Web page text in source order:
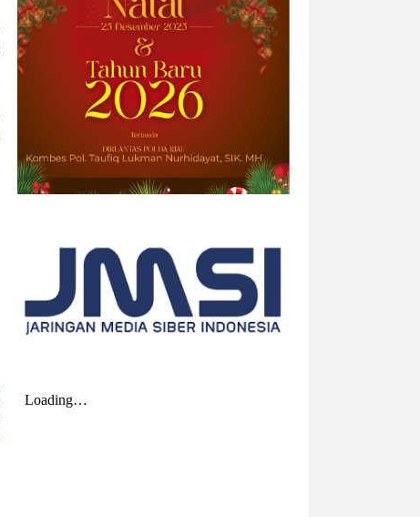
Data survei terbaru menunjukkan bahwa
empat dari sepuluh orang dewasa (39%)
merasa semakin sulit membangun
hubungan yang tulus seiring
bertambahnya usia. Namun, musik dan
lantai dansa terbukti...
2026-08-04 20:17:41 | Source:
Univar Solutions
Univar Solutions Mengakuisisi H.M.
Plastik, dan Perekat di Amerika